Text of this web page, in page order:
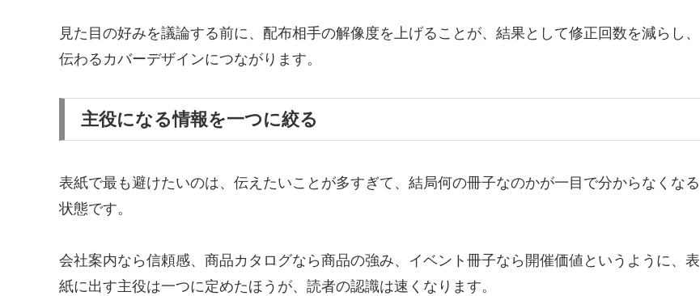
見た目の好みを議論する前に、配布相手の解像度を上げることが、結果として修正回数を減らし、
伝わるカバーデザインにつながります。
主役になる情報を一つに絞る
表紙で最も避けたいのは、伝えたいことが多すぎて、結局何の冊子なのかが一目で分からなくなる
状態です。
会社案内なら信頼感、商品カタログなら商品の強み、イベント冊子なら開催価値というように、表
紙に出す主役は一つに定めたほうが、読者の認識は速くなります。